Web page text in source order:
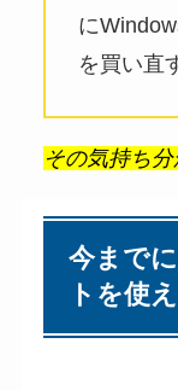
に
を買い直
その気持ち
今まで
トを使